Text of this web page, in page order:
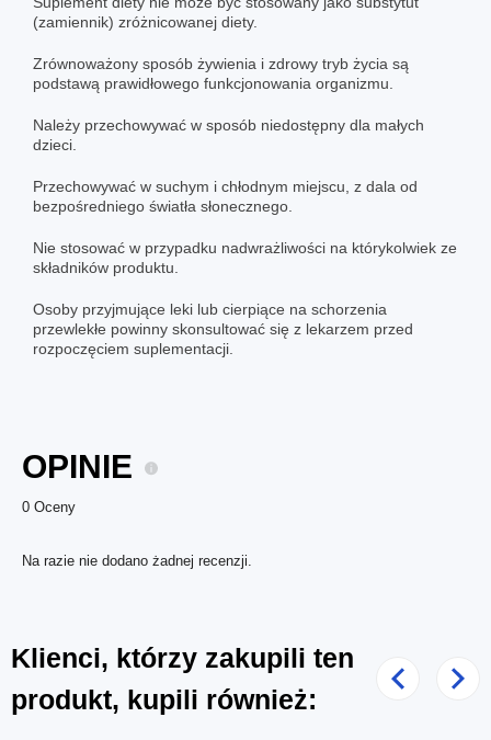
(zamiennik) zróżnicowanej diety.
Zrównoważony sposób żywienia i zdrowy tryb życia są
podstawą prawidłowego funkcjonowania organizmu.
Należy przechowywać w sposób niedostępny dla małych
dzieci.
Przechowywać w suchym i chłodnym miejscu, z dala od
bezpośredniego światła słonecznego.
Nie stosować w przypadku nadwrażliwości na którykolwiek ze
składników produktu.
Osoby przyjmujące leki lub cierpiące na schorzenia
przewlekłe powinny skonsultować się z lekarzem przed
rozpoczęciem suplementacji.
OPINIE
0 Oceny
Na razie nie dodano żadnej recenzji.
Klienci, którzy zakupili ten
produkt, kupili również:
Poprzedni